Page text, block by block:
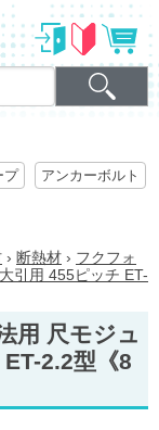
アンカーボルト
› 断熱材 › フクフォ
引用 455ピッチ ET-
用 尺モジュ
2.2型《8